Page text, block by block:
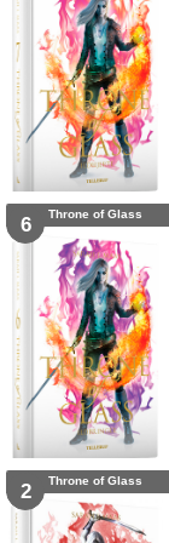
6 Throne of Glass
2 Throne of Glass